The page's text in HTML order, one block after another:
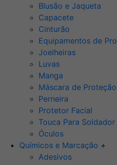
Blusão e Jaqueta
Capacete
Cinturão
Equipamentos de
Joelheiras
Luvas
Manga
Máscara de Proteção
Perneira
Protetor Facial
Touca Para Soldador
Óculos
Químicos e Marcação +
Adesivos